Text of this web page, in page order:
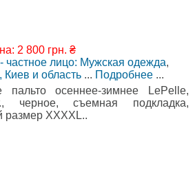
2 800 грн. ₴
частное лицо: Мужская одежда,
Киев и область ... Подробнее ...
пальто осеннее-зимнее LePelle,
черное, съемная подкладка,
размер XXXXL..